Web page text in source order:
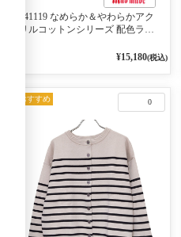
541119 なめらか＆やわらかアク
リルコットンシリーズ 配色ライ
ン 10ベージュ×ネイビー¥15,180(税込)
0
おすすめ